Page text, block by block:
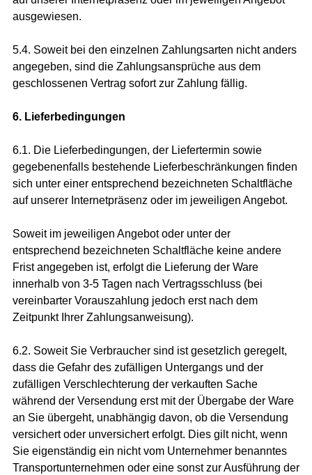
ausgewiesen.
5.4. Soweit bei den einzelnen Zahlungsarten nicht anders
angegeben, sind die Zahlungsansprüche aus dem
geschlossenen Vertrag sofort zur Zahlung fällig.
6. Lieferbedingungen
6.1. Die Lieferbedingungen, der Liefertermin sowie
gegebenenfalls bestehende Lieferbeschränkungen finden
sich unter einer entsprechend bezeichneten Schaltfläche
auf unserer Internetpräsenz oder im jeweiligen Angebot.
Soweit im jeweiligen Angebot oder unter der
entsprechend bezeichneten Schaltfläche keine andere
Frist angegeben ist, erfolgt die Lieferung der Ware
innerhalb von 3-5 Tagen nach Vertragsschluss (bei
vereinbarter Vorauszahlung jedoch erst nach dem
Zeitpunkt Ihrer Zahlungsanweisung).
6.2. Soweit Sie Verbraucher sind ist gesetzlich geregelt,
dass die Gefahr des zufälligen Untergangs und der
zufälligen Verschlechterung der verkauften Sache
während der Versendung erst mit der Übergabe der Ware
an Sie übergeht, unabhängig davon, ob die Versendung
versichert oder unversichert erfolgt. Dies gilt nicht, wenn
Sie eigenständig ein nicht vom Unternehmer benanntes
Transportunternehmen oder eine sonst zur Ausführung der